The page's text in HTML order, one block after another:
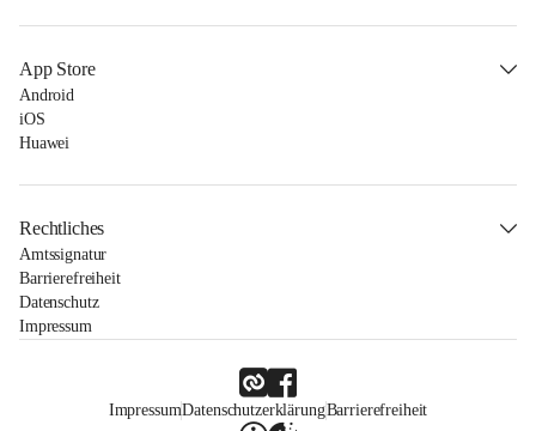
App Store
Android
iOS
Huawei
Rechtliches
Amtssignatur
Barrierefreiheit
Datenschutz
Impressum
ImpressumDatenschutzerklärungBarrierefreiheit